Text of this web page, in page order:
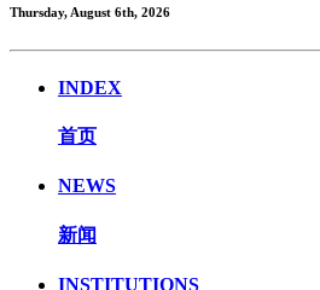
Thursday, August 6th, 2026
INDEX
首页
NEWS
新闻
INSTITUTIONS